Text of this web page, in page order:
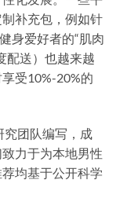
补充包，例如针
身爱好者的“肌肉
配送）也越来越
受10%-20%的
究团队编写，成
力于为本地男性
均基于公开科学